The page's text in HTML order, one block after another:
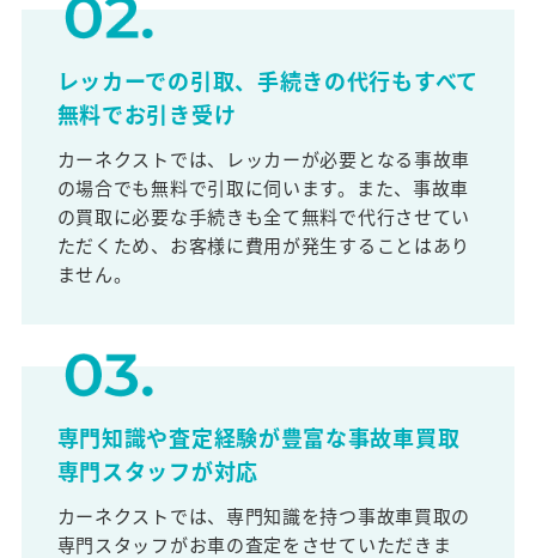
レッカーでの引取、手続きの代行もすべて
無料でお引き受け
カーネクストでは、レッカーが必要となる事故車
の場合でも無料で引取に伺います。また、事故車
の買取に必要な手続きも全て無料で代行させてい
ただくため、お客様に費用が発生することはあり
ません。
専門知識や査定経験が豊富な事故車買取
専門スタッフが対応
カーネクストでは、専門知識を持つ事故車買取の
専門スタッフがお車の査定をさせていただきま